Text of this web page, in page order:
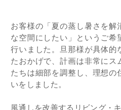
お客様の「夏の蒸し暑さを解
な空間にしたい」というご希
行いました。旦那様が具体的
たおかげで、計画は非常にス
たちは細部を調整し、理想の
いをしました。
風通しを改善するリビング・